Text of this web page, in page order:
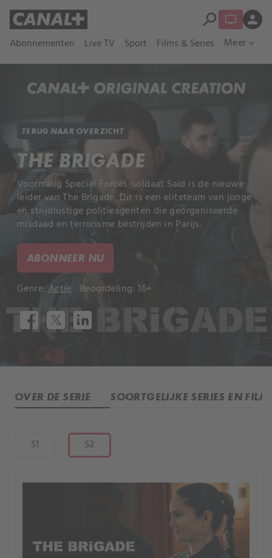
Abonnementen Live TV Sport Films & Series Meer expand_more
search person
TERUG NAAR OVERZICHT
THE BRIGADE
Voormalig Special Forces-soldaat Saïd is de nieuwe
leider van The Brigade. Dit is een eliteteam van jonge
en strijdlustige politieagenten die georganiseerde
misdaad en terrorisme bestrijden in Parijs.
ABONNEER NU
Genre: Actie Beoordeling: 16+
OVER DE SERIE SOORTGELIJKE SERIES EN
S1 S2